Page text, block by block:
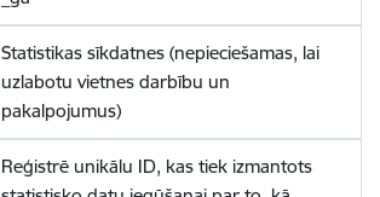
Statistikas sīkdatnes (nepieciešamas, lai
uzlabotu vietnes darbību un
pakalpojumus)
Reģistrē unikālu ID, kas tiek izmantots